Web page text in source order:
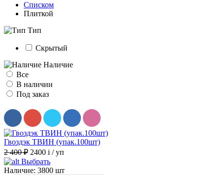
Списком
Плиткой
Тип
Скрытый
Наличие
Все
В наличии
Под заказ
Гвоздэк ТВИН (упак.100шт)
2 400 ₽ 2400 i / уп
Выбрать
Наличие: 3800 шт